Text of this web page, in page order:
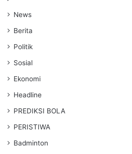
News
Berita
Politik
Sosial
Ekonomi
Headline
PREDIKSI BOLA
PERISTIWA
Badminton